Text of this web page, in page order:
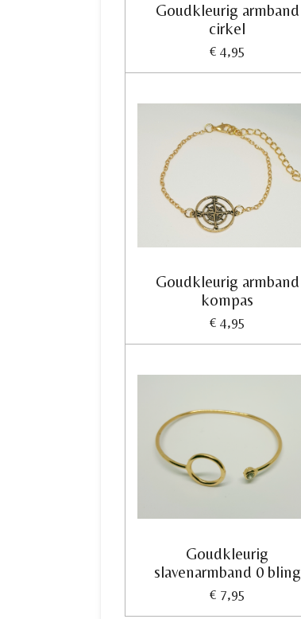
Goudkleurig armband
cirkel
€ 4,95
Goudkleurig armband
kompas
€ 4,95
Goudkleurig
slavenarmband 0 bling
€ 7,95